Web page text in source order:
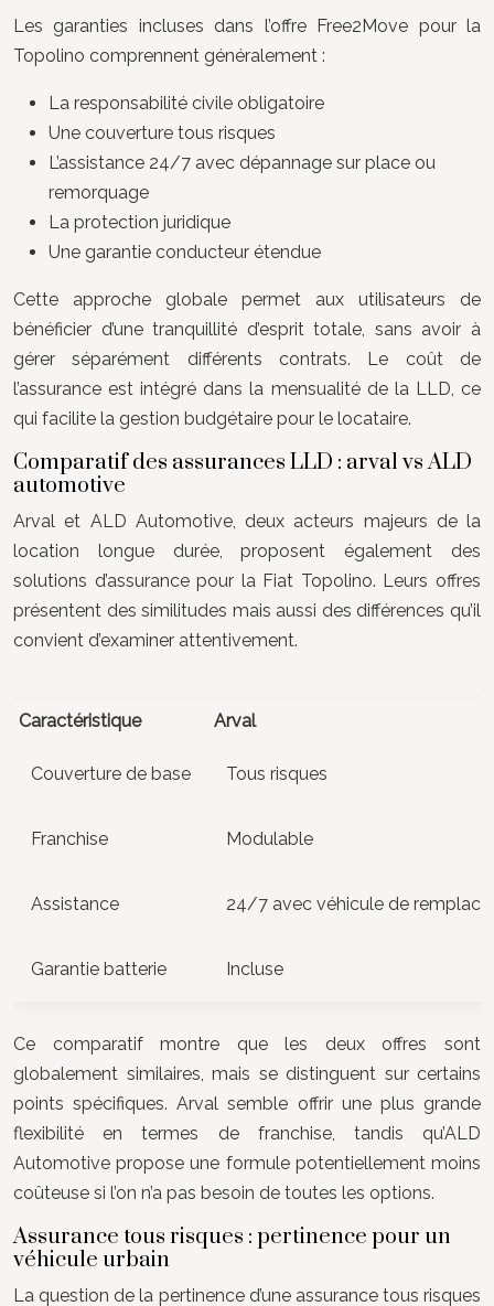
Les garanties incluses dans l’offre Free2Move pour la
Topolino comprennent généralement :
La responsabilité civile obligatoire
Une couverture tous risques
L’assistance 24/7 avec dépannage sur place ou
remorquage
La protection juridique
Une garantie conducteur étendue
Cette approche globale permet aux utilisateurs de
bénéficier d’une tranquillité d’esprit totale, sans avoir à
gérer séparément différents contrats. Le coût de
l’assurance est intégré dans la mensualité de la LLD, ce
qui facilite la gestion budgétaire pour le locataire.
Comparatif des assurances LLD : arval vs ALD
automotive
Arval et ALD Automotive, deux acteurs majeurs de la
location longue durée, proposent également des
solutions d’assurance pour la Fiat Topolino. Leurs offres
présentent des similitudes mais aussi des différences qu’il
convient d’examiner attentivement.
Caractéristique Arval
Couverture de base Tous risques
Franchise Modulable
Assistance 24/7 avec véhicule de
Garantie batterie Incluse
Ce comparatif montre que les deux offres sont
globalement similaires, mais se distinguent sur certains
points spécifiques. Arval semble offrir une plus grande
flexibilité en termes de franchise, tandis qu’ALD
Automotive propose une formule potentiellement moins
coûteuse si l’on n’a pas besoin de toutes les options.
Assurance tous risques : pertinence pour un
véhicule urbain
La question de la pertinence d’une assurance tous risques